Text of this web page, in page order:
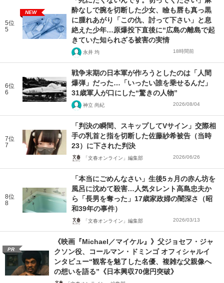
5位
5
NEW
酔なしで腕を切断した少女、瞼も唇も真っ黒
に腫れあがり「この仇、討って下さい」と息
絶えた少年…原爆投下直後に“広島の離島で起
きていた知られざる被害の実情
永井 均 18時間前
6位
6
戦争末期の日本軍が作ろうとしたのは「人間
爆弾」だった…「いったい誰を乗せるんだ」
31歳軍人が口にした“驚きの人物”
神立 尚紀 2026/08/04
7位
7
「判決の瞬間、スキップしてVサイン」交際相
手の乳首と指を切断した佐藤紗希被告（当時
23）に下された判決
「文春オンライン」編集部 2026/06/26
8位
8
「本当にごめんなさい」生後5ヵ月の赤ん坊を
風呂に沈めて殺害…人気タレント高島忠夫か
ら「長男を奪った」17歳家政婦の闇深さ（昭
和39年の事件）
「文春オンライン」編集部 2026/03/13
PR
《映画『Michael／マイケル』》父ジョセフ・ジャ
クソン役、コールマン・ドミンゴ オフィシャルイ
ンタビュー“観客を魅了した名優、複雑な父親像へ
の想いを語る”《日本興収70億円突破》